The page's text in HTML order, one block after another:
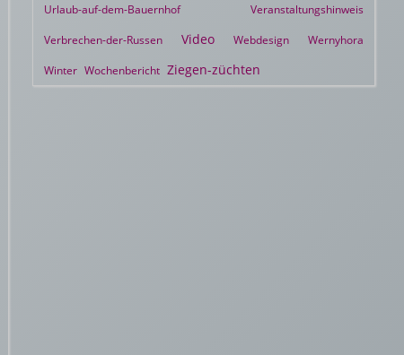
Urlaub-auf-dem-Bauernhof
Veranstaltungshinweis
Verbrechen-der-Russen
Video Webdesign
Wernyhora
Winter Wochenbericht Ziegen-züchten